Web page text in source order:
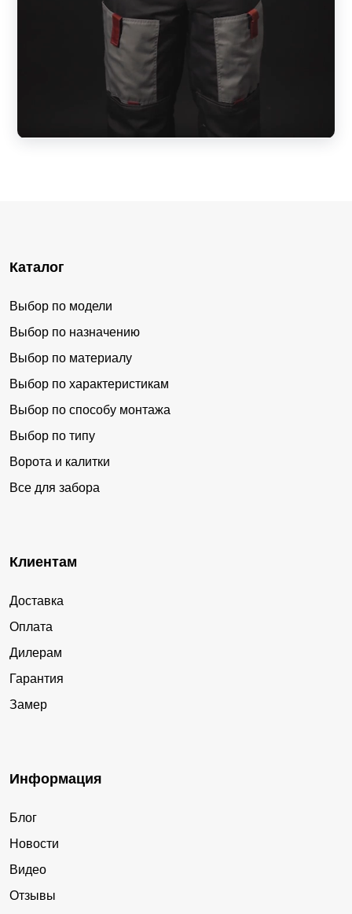
Каталог
Выбор по модели
Выбор по назначению
Выбор по материалу
Выбор по характеристикам
Выбор по способу монтажа
Выбор по типу
Ворота и калитки
Все для забора
Клиентам
Доставка
Оплата
Дилерам
Гарантия
Замер
Информация
Блог
Новости
Видео
Отзывы